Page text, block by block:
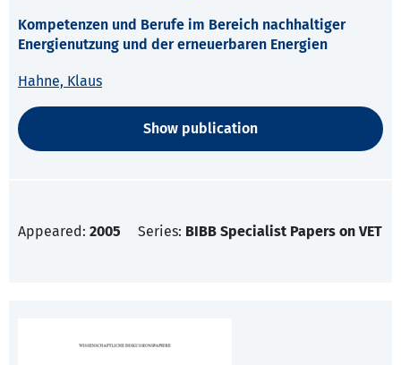
Kompetenzen und Berufe im Bereich nachhaltiger
Energienutzung und der erneuerbaren Energien
Hahne, Klaus
Show publication
Appeared: 2005 Series: BIBB Specialist Papers on VET